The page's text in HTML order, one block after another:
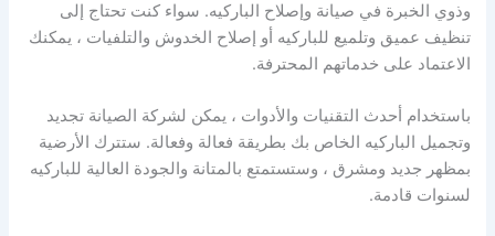
وذوي الخبرة في صيانة وإصلاح الباركيه. سواء كنت تحتاج إلى
تنظيف عميق وتلميع للباركيه أو إصلاح الخدوش والتلفيات ، يمكنك
الاعتماد على خدماتهم المحترفة.
باستخدام أحدث التقنيات والأدوات ، يمكن لشركة الصيانة تجديد
وتجميل الباركيه الخاص بك بطريقة فعالة وفعالة. ستترك الأرضية
بمظهر جديد ومشرق ، وستستمتع بالمتانة والجودة العالية للباركيه
لسنوات قادمة.